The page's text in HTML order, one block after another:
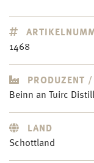
1468
PRODUZENT
Beinn an Tuirc
LAND
Schottland